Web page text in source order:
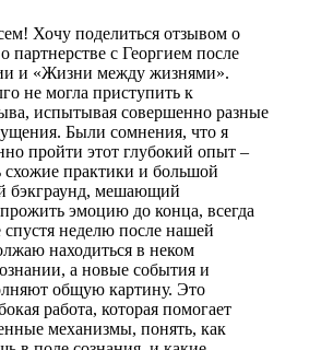
Хочу поделиться отзывом о
партнерстве с Георгием после
и «Жизни между жизнями».
не могла приступить к
испытывая совершенно разные
Были сомнения, что я
пройти этот глубокий опыт –
схожие практики и большой
бэкграунд, мешающий
прожить эмоцию до конца, всегда
неделю после нашей
находиться в неком
а новые события и
общую картину. Это
работа, которая помогает
механизмы, понять, как